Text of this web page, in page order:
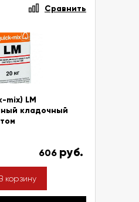
Сравнить
mix) LM
кладочный
606 руб.
корзину